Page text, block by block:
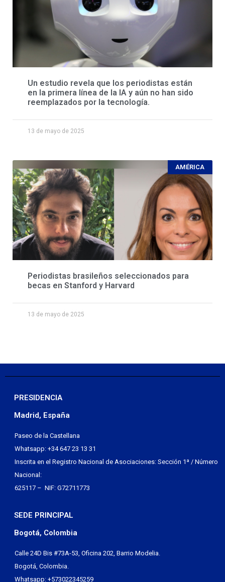
Un estudio revela que los periodistas están
en la primera línea de la IA y aún no han sido
reemplazados por la tecnología.
13 de mayo de 2025
AMÉRICA
Periodistas brasileños seleccionados para
becas en Stanford y Harvard
13 de mayo de 2025
PRESIDENCIA
Madrid, España
Paseo de la Castellana
Whatsapp: +34 647 23 13 31
Inscrita en el Registro Nacional de Asociaciones: Sección 1ª / Número
Nacional:
625117 – NIF: G72711773
SEDE PRINCIPAL
Bogotá, Colombia
Calle 24D Bis #73A-53, Oficina 202, Barrio Modelia.
Bogotá, Colombia.
Whatsapp: +573022345259